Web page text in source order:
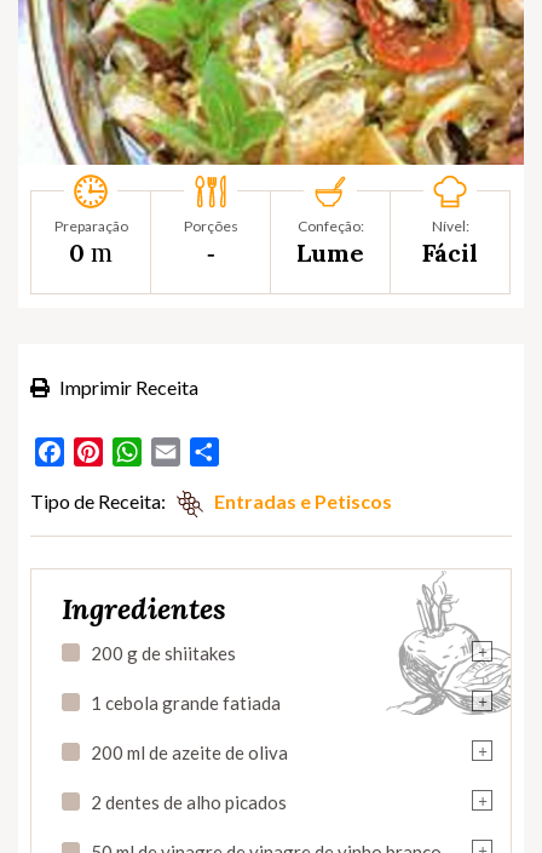
Preparação
0 m
Porções
‐
Confeção:
Lume
Nível:
Fácil
Imprimir Receita
FacebookPinterestWhatsApp
Email
Tipo de Receita: Entradas e Petiscos
Ingredientes
+
200 g de shiitakes
+
1 cebola grande fatiada
+
200 ml de azeite de oliva
+
2 dentes de alho picados
+